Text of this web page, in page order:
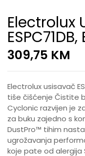
Electrolux
309,75 KM
Electrolux usisavač
tiše čišćenje Čistite
Cyclonic razvijen je
za buku zajedno s
DustPro™ tihim
ugrožavanja
koje pate od alergija